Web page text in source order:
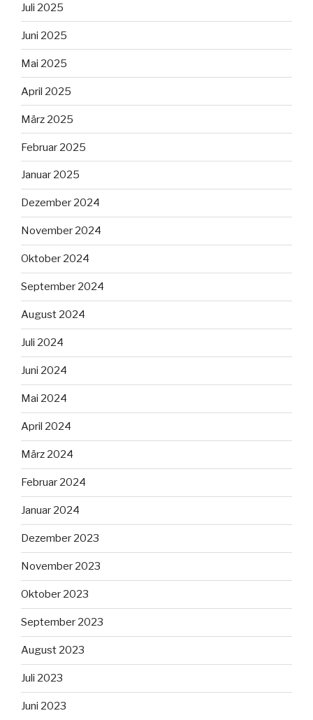
Juli 2025
Juni 2025
Mai 2025
April 2025
März 2025
Februar 2025
Januar 2025
Dezember 2024
November 2024
Oktober 2024
September 2024
August 2024
Juli 2024
Juni 2024
Mai 2024
April 2024
März 2024
Februar 2024
Januar 2024
Dezember 2023
November 2023
Oktober 2023
September 2023
August 2023
Juli 2023
Juni 2023